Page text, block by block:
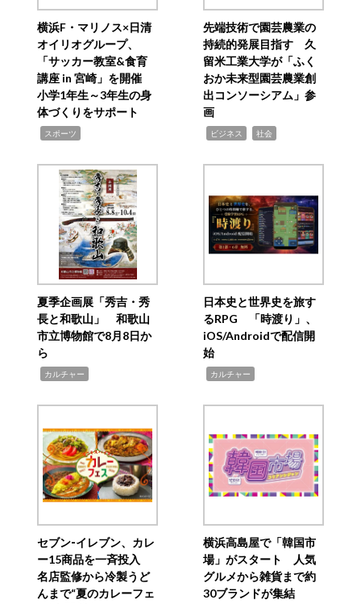
横浜F・マリノス×日清
オイリオグループ、
「サッカー教室&食育
講座 in 宮崎」を開催
小学1年生～3年生の身
体づくりをサポート
スポーツ
先端技術で園芸農業の
持続的発展目指す 久
留米工業大学が「ふく
おか未来型園芸農業創
出コンソーシアム」参
画
ビジネス 社会
夏季企画展「秀吉・秀
長と和歌山」 和歌山
市立博物館で8月8日か
ら
カルチャー
日本史と世界史を旅す
るRPG 「時渡り」、
iOS/Androidで配信開
始
カルチャー
セブン‐イレブン、カレ
ー15商品を一斉投入
名店監修から冷製うど
んまで“夏のカレーフェ
横浜高島屋で「韓国市
場」がスタート 人気
グルメから雑貨まで約
30ブランドが集結